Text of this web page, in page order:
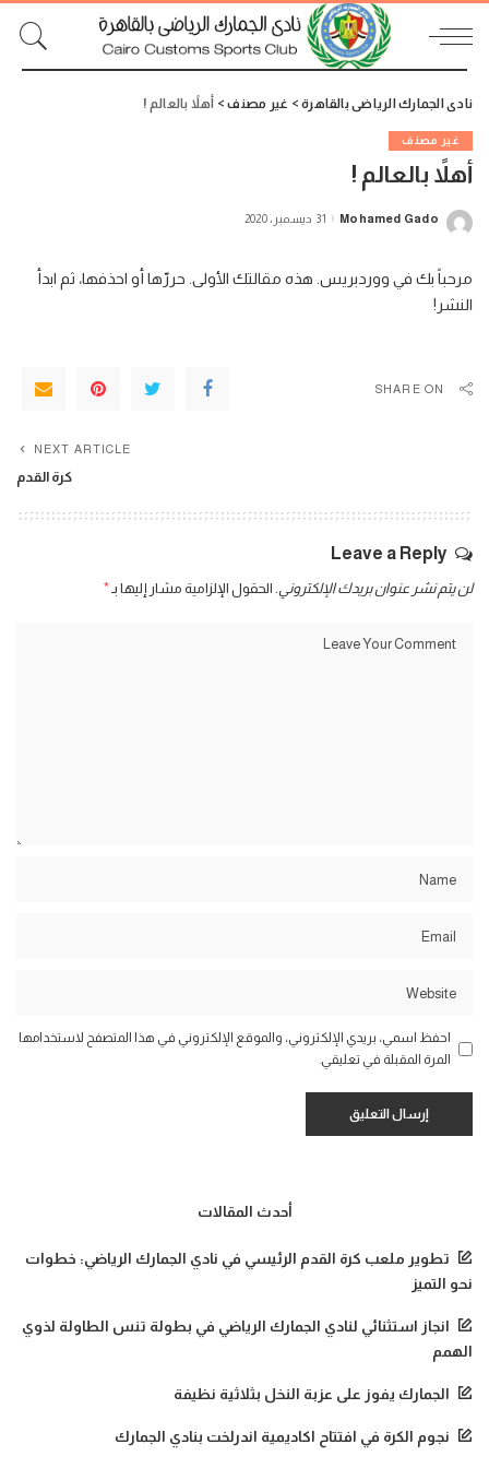
نادى الجمارك الرياضى بالقاهرة> غير مصنف> أهلاً بالعالم !
غير مصنف
أهلاً بالعالم !
Posted
Mohamed Gado 31 ديسمبر، 2020
مرحباً بك في ووردبريس. هذه مقالتك الأولى. حررّها أو احذفها، ثم ابدأ
النشر!
SHARE ON
NEXT ARTICLE
كرة القدم
Leave a Reply
لن يتم نشر عنوان بريدك الإلكتروني. الحقول الإلزامية مشار إليها بـ*
احفظ اسمي، بريدي الإلكتروني، والموقع الإلكتروني في هذا المتصفح لاستخدامها
المرة المقبلة في تعليقي.
أحدث المقالات
تطوير ملعب كرة القدم الرئيسي في نادي الجمارك الرياضي: خطوات
نحو التميز
انجاز استثنائي لنادي الجمارك الرياضي في بطولة تنس الطاولة لذوي
الهمم
الجمارك يفوز على عزبة النخل بثلاثية نظيفة
نجوم الكرة في افتتاح اكاديمية اندرلخت بنادي الجمارك